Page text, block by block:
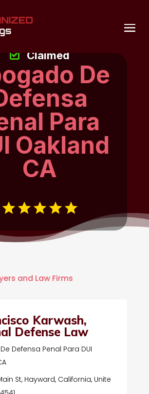
De
Para
Oakland
CA
Claimed
and Law Firms
Karwash,
Defense Law
Defensa Penal Para DUI
St, Hayward, California, Unite